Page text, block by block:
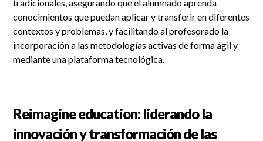
tradicionales, asegurando que el alumnado aprenda
conocimientos que puedan aplicar y transferir en diferentes
contextos y problemas, y facilitando al profesorado la
incorporación a las metodologías activas de forma ágil y
mediante una plataforma tecnológica.
Reimagine education: liderando la
innovación y transformación de las